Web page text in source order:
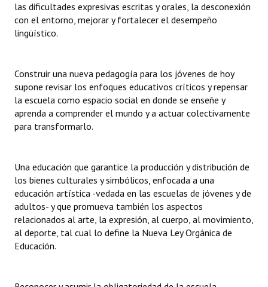
Banca del Vecino - Registro
Huéspedes de Honor - Registro
Reconocimientos - Registro
Bariloche, Municipio intercultural
Entrega de distinciones
las dificultades expresivas escritas y orales, la desconexión
con el entorno, mejorar y fortalecer el desempeño
lingüístico.
Construir una nueva pedagogía para los jóvenes de hoy
supone revisar los enfoques educativos críticos y repensar
la escuela como espacio social en donde se enseñe y
aprenda a comprender el mundo y a actuar colectivamente
para transformarlo.
Una educación que garantice la producción y distribución de
los bienes culturales y simbólicos, enfocada a una
educación artística -vedada en las escuelas de jóvenes y de
adultos- y que promueva también los aspectos
relacionados al arte, la expresión, al cuerpo, al movimiento,
al deporte, tal cual lo define la Nueva Ley Orgánica de
Educación.